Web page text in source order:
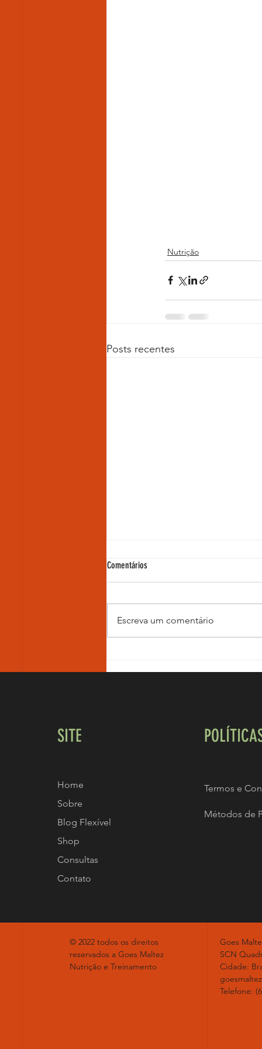
Nutrição
Posts recentes
Comentários
Escreva um comentário
SITE
Home
Sobre
Blog Flexível
Shop
Consultas
Contato
Termos e
Métodos de
© 2022 todos os direitos
reservados a Goes Maltez
Nutrição e Treinamento
Goes
SCN
Cidade:
Telefone: